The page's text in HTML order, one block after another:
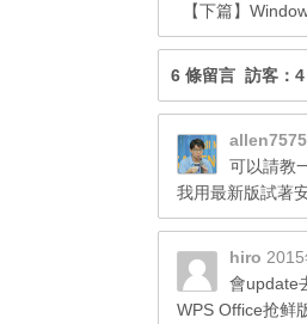
【下篇】
6 條留言 訪客：
allen7575
可以請教
我用最新版試著
hiro
會update
WPS Office抢鲜